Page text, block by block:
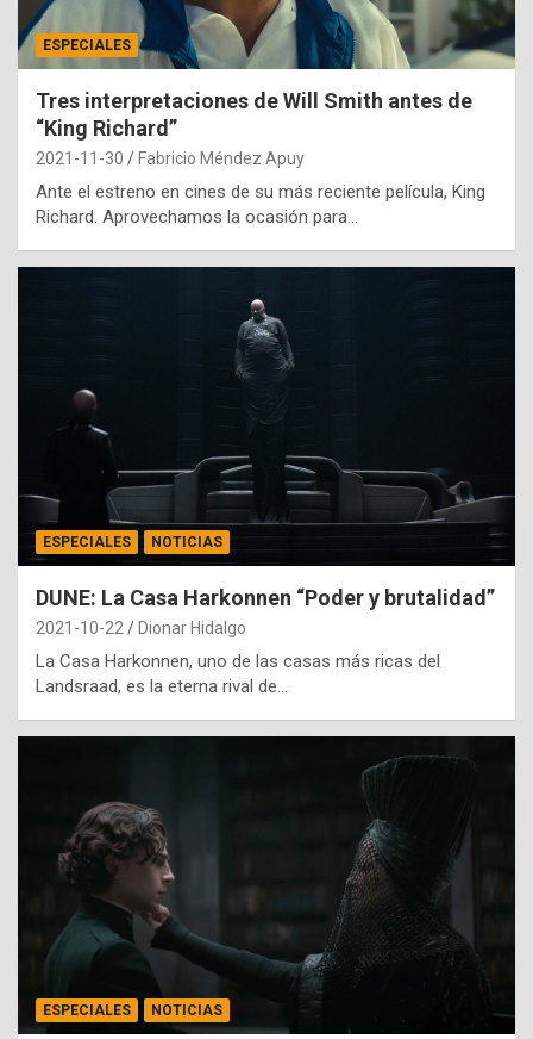
ESPECIALES
Tres interpretaciones de Will Smith antes de
“King Richard”
2021-11-30 Fabricio Méndez Apuy
Ante el estreno en cines de su más reciente película, King
Richard. Aprovechamos la ocasión para…
ESPECIALES NOTICIAS
DUNE: La Casa Harkonnen “Poder y brutalidad”
2021-10-22 Dionar Hidalgo
La Casa Harkonnen, uno de las casas más ricas del
Landsraad, es la eterna rival de…
ESPECIALES NOTICIAS